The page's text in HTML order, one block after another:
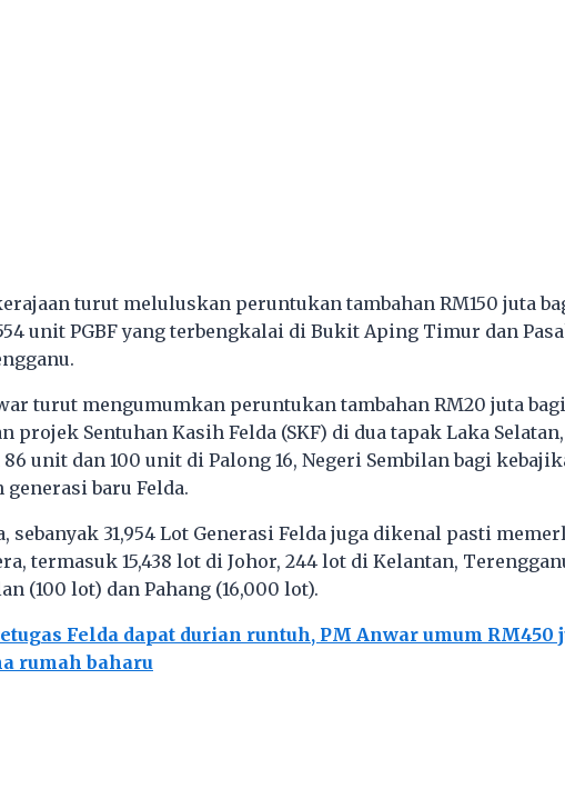
turut meluluskan peruntukan tambahan RM150 juta
unit PGBF yang terbengkalai di Bukit Aping Timur dan
turut mengumumkan peruntukan tambahan RM20 juta bagi
projek Sentuhan Kasih Felda (SKF) di dua tapak Laka
unit dan 100 unit di Palong 16, Negeri Sembilan bagi
baru Felda.
sebanyak 31,954 Lot Generasi Felda juga dikenal pasti
termasuk 15,438 lot di Johor, 244 lot di Kelantan,
(100 lot) dan Pahang (16,000 lot).
Felda dapat durian runtuh, PM Anwar umum RM450
rumah baharu